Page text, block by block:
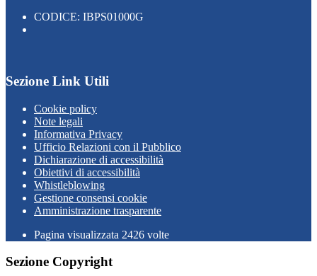
CODICE: IBPS01000G
Sezione Link Utili
Cookie policy
Note legali
Informativa Privacy
Ufficio Relazioni con il Pubblico
Dichiarazione di accessibilità
Obiettivi di accessibilità
Whistleblowing
Gestione consensi cookie
Amministrazione trasparente
Pagina visualizzata 2426 volte
Sezione Copyright